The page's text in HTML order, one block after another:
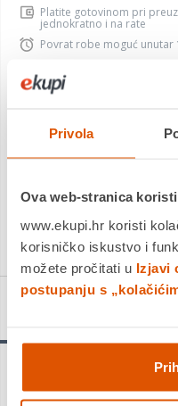
Privola
Ova web-stranica
www.ekupi.hr koristi
korisničko iskustvo i
možete pročitati u Izjavi
postupanju s
Platite gotovinom pri
jednokratno i na rate
Povrat robe moguć unutar
Usporedite proizvod
start;display:flex;flex-